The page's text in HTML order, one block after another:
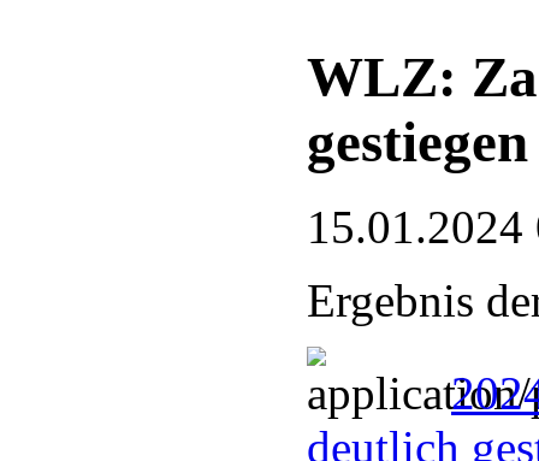
WLZ:
gestiegen
15.01.2024
Ergebnis
deutlich